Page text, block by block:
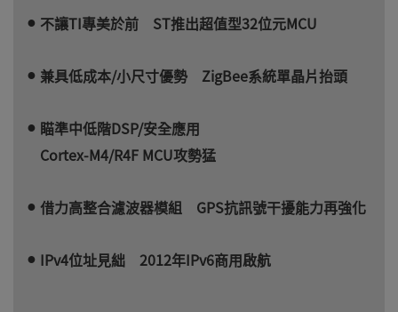
不讓TI專美於前 ST推出超值型32位元MCU
兼具低成本/小尺寸優勢 ZigBee系統單晶片抬頭
瞄準中低階DSP/安全應用
Cortex-M4/R4F MCU攻勢猛
借力高整合濾波器模組 GPS抗訊號干擾能力再強化
IPv4位址見絀 2012年IPv6商用啟航